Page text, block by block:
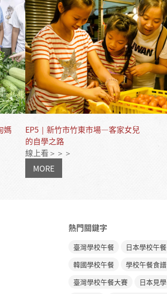
媽
EP5｜新竹市竹東市場—客家女兒
的自學之路
線上看＞＞＞
MORE
熱門關鍵字
臺灣學校午餐
日本學校午餐
韓國學校午餐
學校午餐食譜
臺灣學校午餐大賽
日本見學